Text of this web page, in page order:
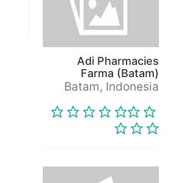
Adi Pharmacies
Farma (Batam)
Batam, Indonesia